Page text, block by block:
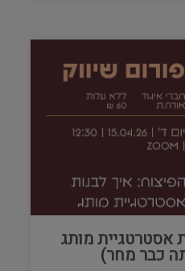
אסטרטגיית מותג
כבר מחר)